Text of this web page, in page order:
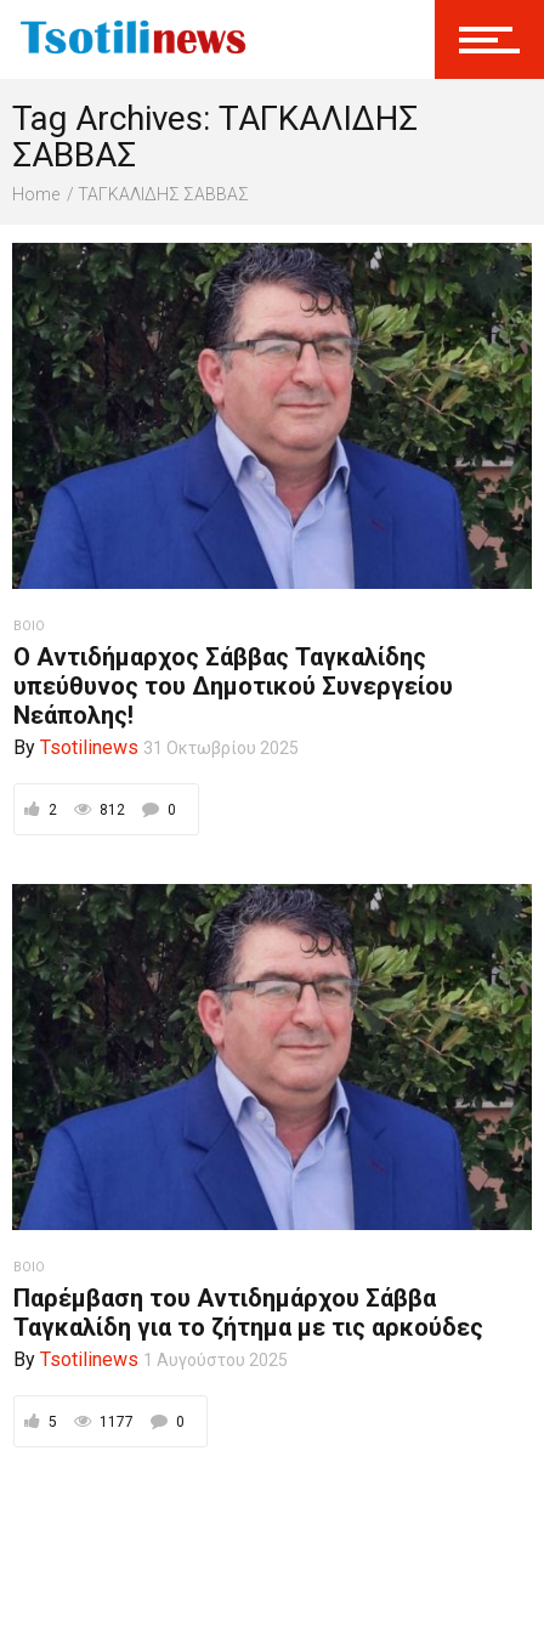
Tag Archives: ΤΑΓΚΑΛΙΔΗΣ
ΣΑΒΒΑΣ
Home ΤΑΓΚΑΛΙΔΗΣ ΣΑΒΒΑΣ
ΒΟΙΟ
Ο Αντιδήμαρχος Σάββας Ταγκαλίδης
υπεύθυνος του Δημοτικού Συνεργείου
Νεάπολης!
By Tsotilinews 31 Οκτωβρίου 2025
2 812 0
ΒΟΙΟ
Παρέμβαση του Αντιδημάρχου Σάββα
Ταγκαλίδη για το ζήτημα με τις αρκούδες
By Tsotilinews 1 Αυγούστου 2025
5 1177 0